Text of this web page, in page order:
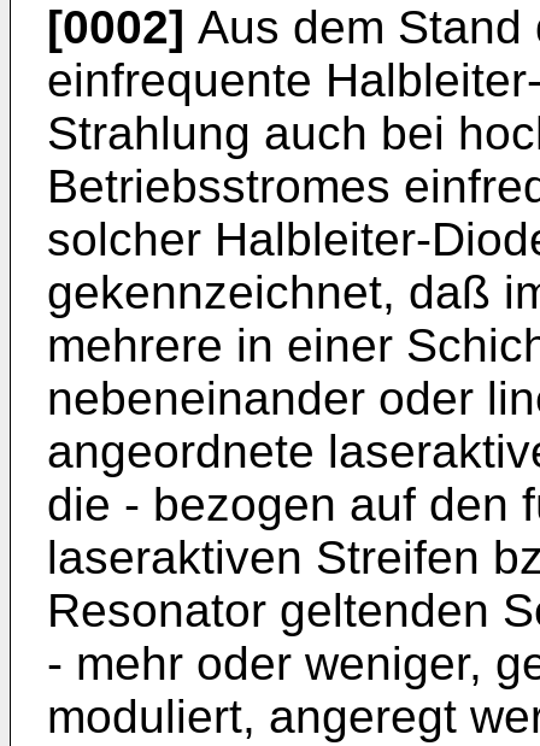
[0002] Aus dem Stand
einfrequente
Strahlung auch bei
Betriebsstromes
solcher Halbleiter-
gekennzeichnet, daß
mehrere in einer
nebeneinander oder
angeordnete
die - bezogen auf den
laseraktiven Streifen
Resonator geltenden
- mehr oder weniger,
moduliert, angeregt